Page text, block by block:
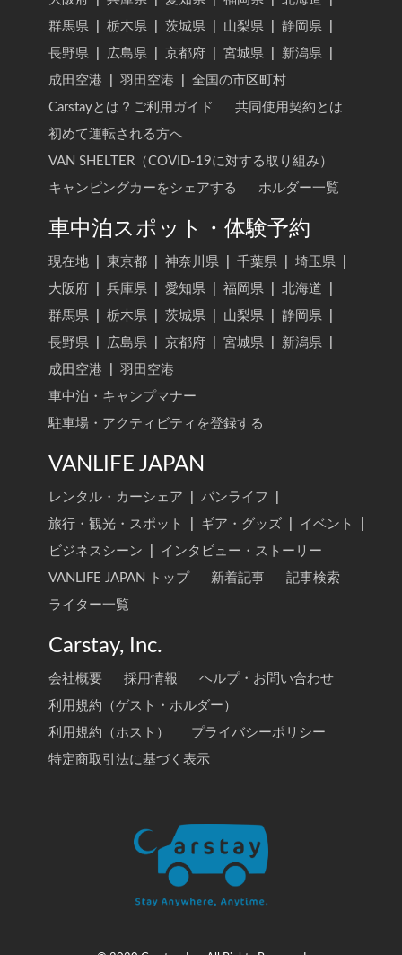
群馬県
栃木県 茨城県 山梨県 静岡県
長野県
広島県 京都府 宮城県 新潟県
成田空港
羽田空港
全国の市区町村
Carstayとは？ご利用ガイド
共同使用契約とは
初めて運転される方へ
VAN SHELTER（COVID-19に対する取り組み）
キャンピングカーをシェアする
ホルダー一覧
車中泊スポット・体験予約
現在地 東京都 神奈川県 千葉県 埼玉県
大阪府
兵庫県 愛知県 福岡県 北海道
群馬県
栃木県 茨城県 山梨県 静岡県
長野県
広島県 京都府 宮城県 新潟県
成田空港
羽田空港
車中泊・キャンプマナー
駐車場・アクティビティを登録する
VANLIFE JAPAN
レンタル・カーシェア バンライフ
旅行・観光・スポット
ギア・グッズ イベント
ビジネスシーン
インタビュー・ストーリー
VANLIFE JAPAN トップ
新着記事
記事検索
ライター一覧
Carstay, Inc.
会社概要 採用情報
ヘルプ・お問い合わせ
利用規約（ゲスト・ホルダー）
利用規約（ホスト）
プライバシーポリシー
特定商取引法に基づく表示